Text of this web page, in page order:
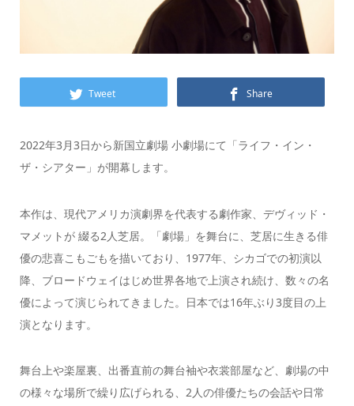
Tweet Share
2022年3月3日から新国立劇場 小劇場にて「ライフ・イン・
ザ・シアター」が開幕します。
本作は、現代アメリカ演劇界を代表する劇作家、デヴィッド・
マメットが 綴る2人芝居。「劇場」を舞台に、芝居に生きる俳
優の悲喜こもごもを描いており、1977年、シカゴでの初演以
降、ブロードウェイはじめ世界各地で上演され続け、数々の名
優によって演じられてきました。日本では16年ぶり3度目の上
演となります。
舞台上や楽屋裏、出番直前の舞台袖や衣裳部屋など、劇場の中
の様々な場所で繰り広げられる、2人の俳優たちの会話や日常